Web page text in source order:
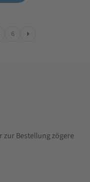
6
zur Bestellung zögere